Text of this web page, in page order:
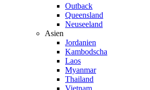
Outback
Queensland
Neuseeland
Asien
Jordanien
Kambodscha
Laos
Myanmar
Thailand
Vietnam